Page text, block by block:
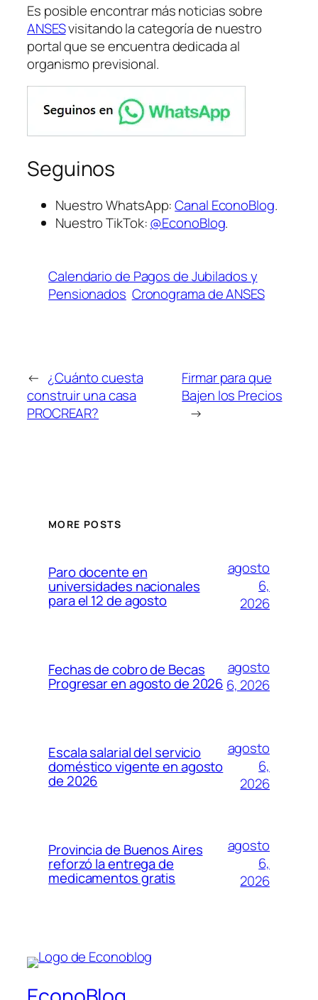
Es posible encontrar más noticias sobre
ANSESvisitando la categoría de nuestro
portal que se encuentra dedicada al
organismo previsional.
Seguinos
Nuestro WhatsApp:Canal EconoBlog.
Nuestro TikTok:@EconoBlog.
Calendario de Pagos de Jubilados y
Pensionados Cronograma de ANSES
← ¿Cuánto cuesta
construir una casa
PROCREAR?
Firmar para que
Bajen los Precios
→
MORE POSTS
Paro docente en
universidades nacionales
para el 12 de agosto
agosto
6,
2026
Fechas de cobro de Becas
Progresar en agosto de 2026
agosto
6, 2026
Escala salarial del servicio
doméstico vigente en agosto
de 2026
agosto
6,
2026
Provincia de Buenos Aires
reforzó la entrega de
medicamentos gratis
agosto
6,
2026